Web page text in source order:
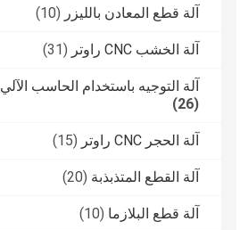
آلة قطع المعادن بالليزر (10)
آلة الخشب CNC راوتر (31)
آلة التوجيه باستخدام الحاسب الآلي ATC
(26)
آلة الحجر CNC راوتر (15)
آلة القطع المتذبذبة (20)
آلة قطع البلازما (10)